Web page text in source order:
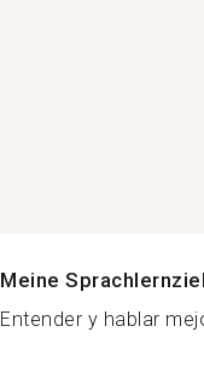
Meine
Entender y hablar